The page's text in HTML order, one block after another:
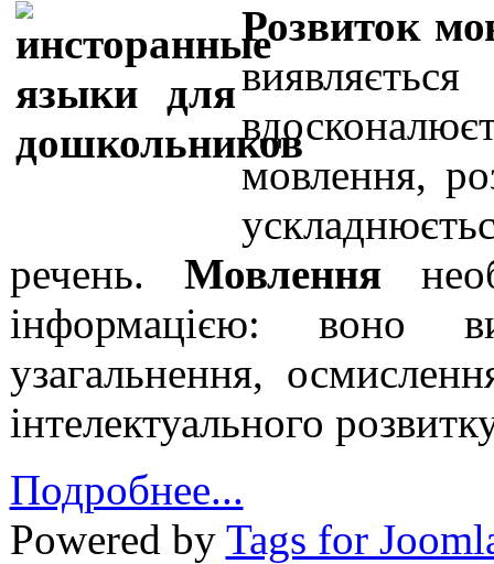
Розвиток
мовлення,
речень. Мовлення
інформацією: воно
узагальнення,
інтелектуального
Подробнее...
Powered by Tags for